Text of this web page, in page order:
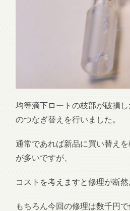
均等滴下ロートの枝部が破損
のつなぎ替えを行いました。
通常であれば新品に買い替え
が多いですが、
コストを考えますと修理が断然
もちろん今回の修理は数千円